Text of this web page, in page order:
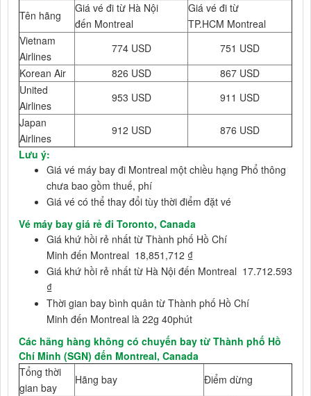
Tên hãng
Giá vé đi từ Hà Nội
đến Montreal
Giá vé đi từ
TP.HCM Montreal
Vietnam
Airlines
774 USD
751 USD
Korean Air
826 USD
867 USD
United
Airlines
953 USD
911 USD
Japan
Airlines
912 USD
876 USD
Lưu ý:
Giá vé máy bay đi Montreal một chiều hạng Phổ thông
chưa bao gồm thuế, phí
Giá vé có thể thay đổi tùy thời điểm đặt vé
Vé máy bay giá rẻ đi Toronto, Canada
Giá khứ hồi rẻ nhất từ Thành phố Hồ Chí
Minh đến Montreal 18,851,712 ₫
Giá khứ hồi rẻ nhất từ Hà Nội đến Montreal 17.712.593
₫
Thời gian bay bình quân từ Thành phố Hồ Chí
Minh đến Montreal là 22g 40phút
Các hãng hàng không có chuyến bay từ Thành phố Hồ
Chí Minh (SGN) đến Montreal, Canada
Tổng thời
gian bay
Hãng bay
Điểm dừng